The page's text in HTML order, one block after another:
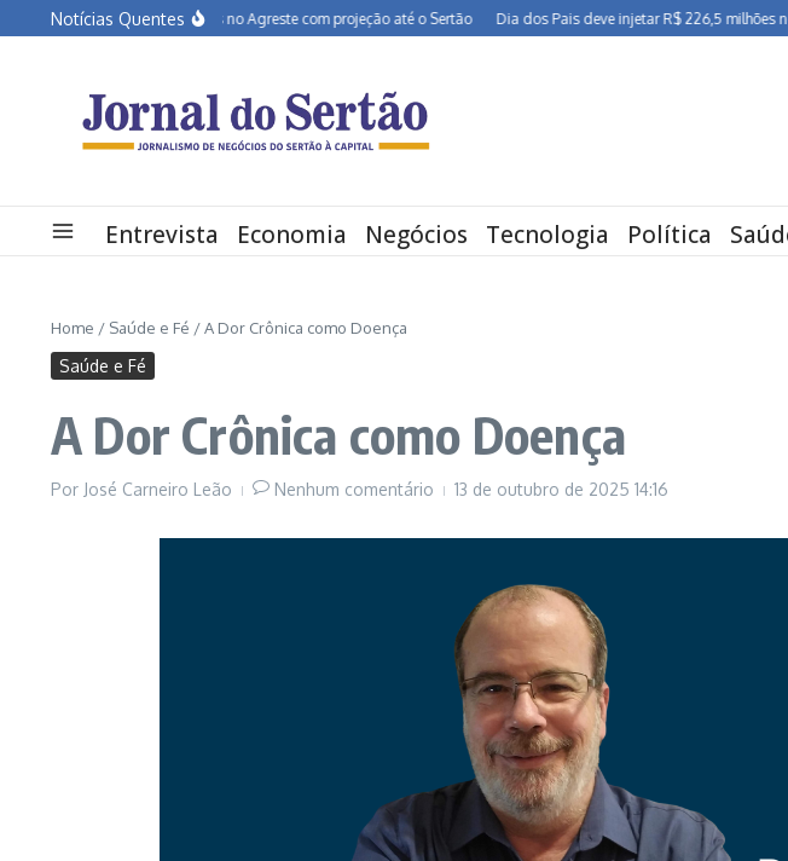
Ir para o conteúdo
Notícias Quentes
BR-232 entra em obras no Agreste com projeção até o Sertão Dia dos Pais deve injetar R$ 226,5 milhões no
Entrevista Economia Negócios Tecnologia Política
Home / Saúde e Fé /A Dor Crônica como Doença
Saúde e Fé
A Dor Crônica como Doença
Por José Carneiro Leão Nenhum comentário 13 de outubro de 2025 14:16